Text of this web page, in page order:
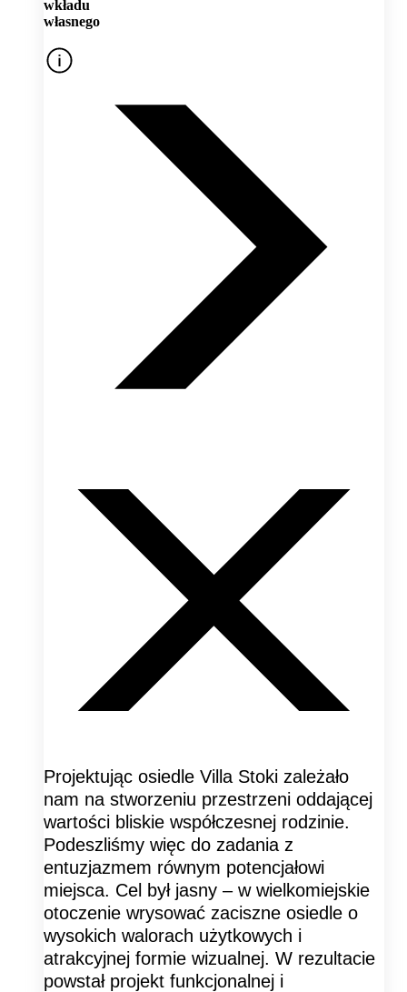
wkładu
własnego
Projektując osiedle Villa Stoki zależało
nam na stworzeniu przestrzeni oddającej
wartości bliskie współczesnej rodzinie.
Podeszliśmy więc do zadania z
entuzjazmem równym potencjałowi
miejsca. Cel był jasny – w wielkomiejskie
otoczenie wrysować zaciszne osiedle o
wysokich walorach użytkowych i
atrakcyjnej formie wizualnej. W rezultacie
powstał projekt funkcjonalnej i